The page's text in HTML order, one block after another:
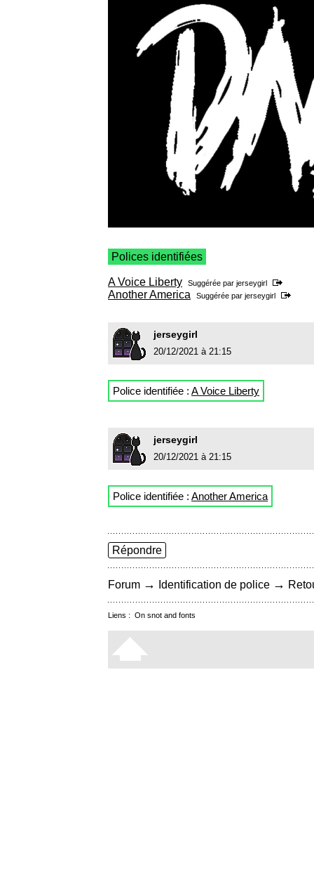
Polices identifiées
A Voice Liberty Suggérée par jerseygirl
Another America Suggérée par jerseygirl
jerseygirl
20/12/2021 à 21:15
Police identifiée : A Voice Liberty
jerseygirl
20/12/2021 à 21:15
Police identifiée : Another America
Répondre
Forum → Identification de police →
Liens : On snot and fonts